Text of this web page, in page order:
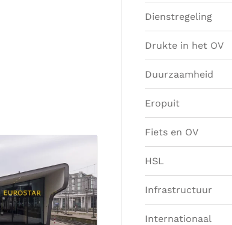
Dienstregeling
Drukte in het OV
Duurzaamheid
Eropuit
Fiets en OV
HSL
Infrastructuur
Internationaal